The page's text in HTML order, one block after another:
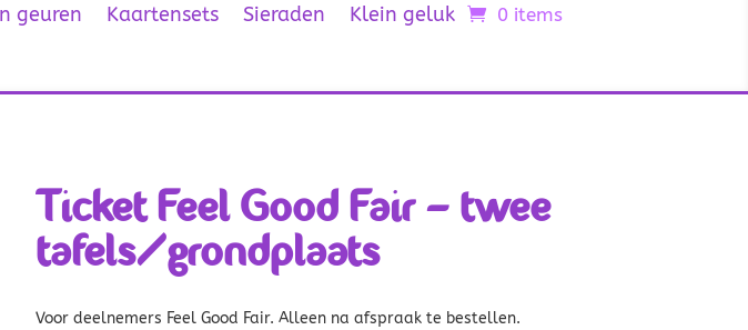
geuren Kaartensets Sieraden Klein geluk 0 items
Ticket Feel Good Fair – twee
tafels/grondplaats
Voor deelnemers Feel Good Fair. Alleen na afspraak te bestellen.